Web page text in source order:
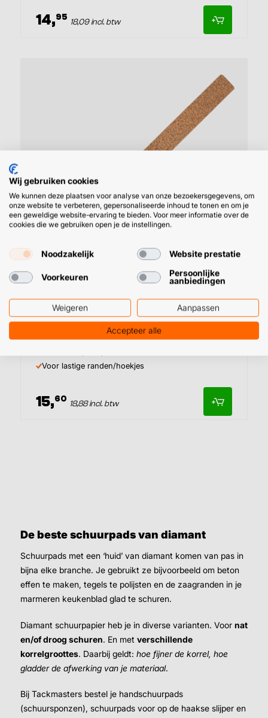
14,95 18,09 incl. btw
Diamantvijl voor tegels
Tegelvijl met diamantkorrels
Voor lastige randen/hoekjes
15,60 18,88 incl. btw
De beste schuurpads van diamant
Schuurpads met een ‘huid’ van diamant komen van pas in
bijna elke branche. Je gebruikt ze bijvoorbeeld om beton
effen te maken, tegels te polijsten en de zaagranden in je
marmeren keukenblad glad te schuren.
Diamant schuurpapier heb je in diverse varianten. Voor nat
en/of droog schuren. En met verschillende
korrelgroottes. Daarbij geldt: hoe fijner de korrel, hoe
gladder de afwerking van je materiaal.
Bij Tackmasters bestel je handschuurpads
(schuursponzen), schuurpads voor op de haakse slijper en
Wij gebruiken cookies
We kunnen deze plaatsen voor analyse van onze bezoekersgegevens, om
onze website te verbeteren, gepersonaliseerde inhoud te tonen en om je
een geweldige website-ervaring te bieden. Voor meer informatie over de
cookies die we gebruiken open je de instellingen.
Noodzakelijk Website prestatie
Voorkeuren
Persoonlijke
aanbiedingen
Weigeren Aanpassen
Accepteer alle